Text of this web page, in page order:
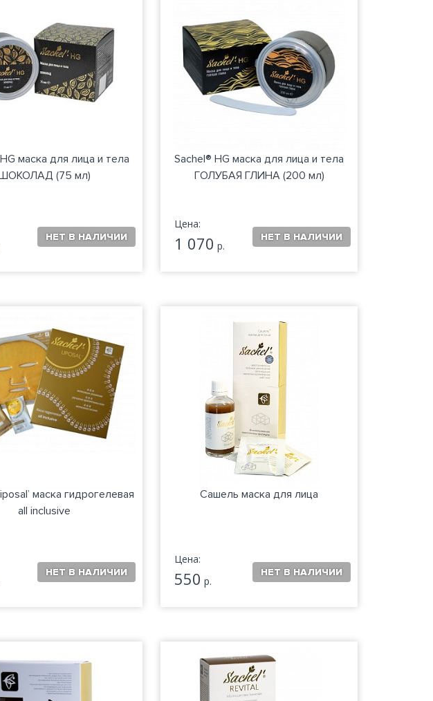
маска для лица и тела
(75 мл)
Sachel® HG маска для лица и тела
ГОЛУБАЯ ГЛИНА (200 мл)
Цена:
1 070 р.
маска гидрогелевая
all inclusive
Сашель маска для лица
Цена:
550 р.